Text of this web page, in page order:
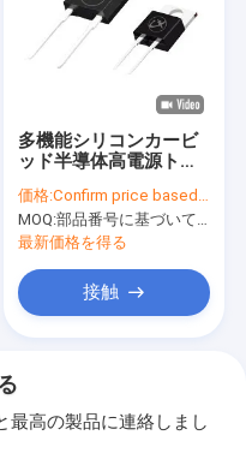
多機能シリコンカービ
ッド半導体高電源トラ
価格:Confirm price based on part number
MOQ:部品番号に基づいて数値を確認
最新価格を得る
接触
最高の製品に連絡しまし